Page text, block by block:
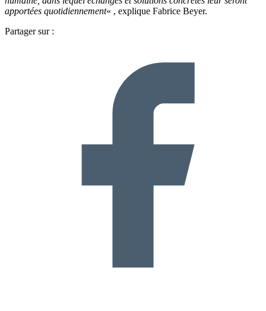
apportées quotidiennement« , explique Fabrice Beyer.
Partager sur :